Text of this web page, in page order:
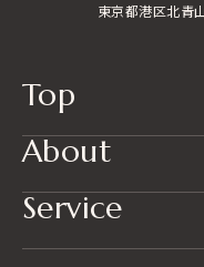
東京都港区北青
Top
About
Service